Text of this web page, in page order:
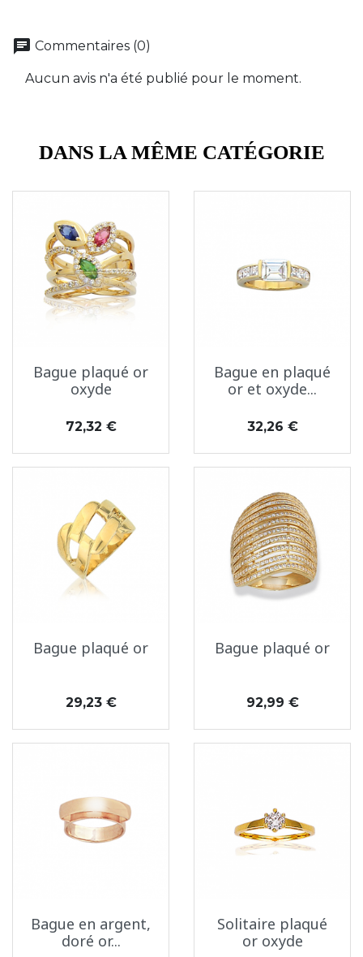
chat Commentaires (0)
Aucun avis n'a été publié pour le moment.
DANS LA MÊME CATÉGORIE
Bague plaqué or
oxyde
Prix
72,32 €
Bague en plaqué
or et oxyde...
Prix
32,26 €
Bague plaqué or
Prix
29,23 €
Bague plaqué or
Prix
92,99 €
Bague en argent,
doré or...
Solitaire plaqué
or oxyde